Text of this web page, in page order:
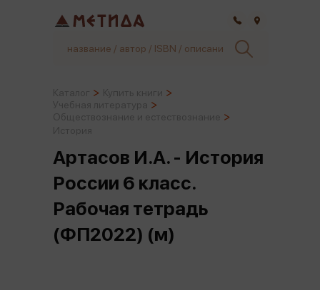
Артасов И.А. - История
России 6 класс.
Рабочая тетрадь
(ФП2022) (м)